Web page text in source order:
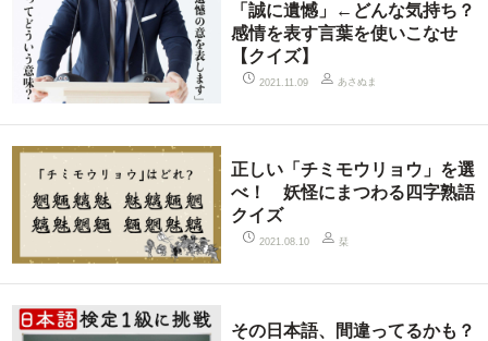
「誠に遺憾」←どんな気持ち？
感情を表す言葉を使いこなせ
【クイズ】
2021.11.09 あさぬま
正しい「チミモウリョウ」を選
べ！ 妖怪にまつわる四字熟語
クイズ
2021.08.10 栞
その日本語、間違ってるかも？